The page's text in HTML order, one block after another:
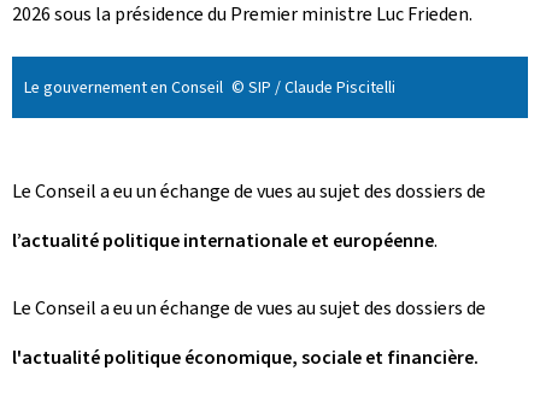
e
e
2026 sous la présidence du Premier ministre Luc Frieden.
Le gouvernement en Conseil © SIP / Claude Piscitelli
Le Conseil a eu un échange de vues au sujet des dossiers de
l’actualité politique internationale et européenne.
Le Conseil a eu un échange de vues au sujet des dossiers de
l'actualité politique économique, sociale et financière.